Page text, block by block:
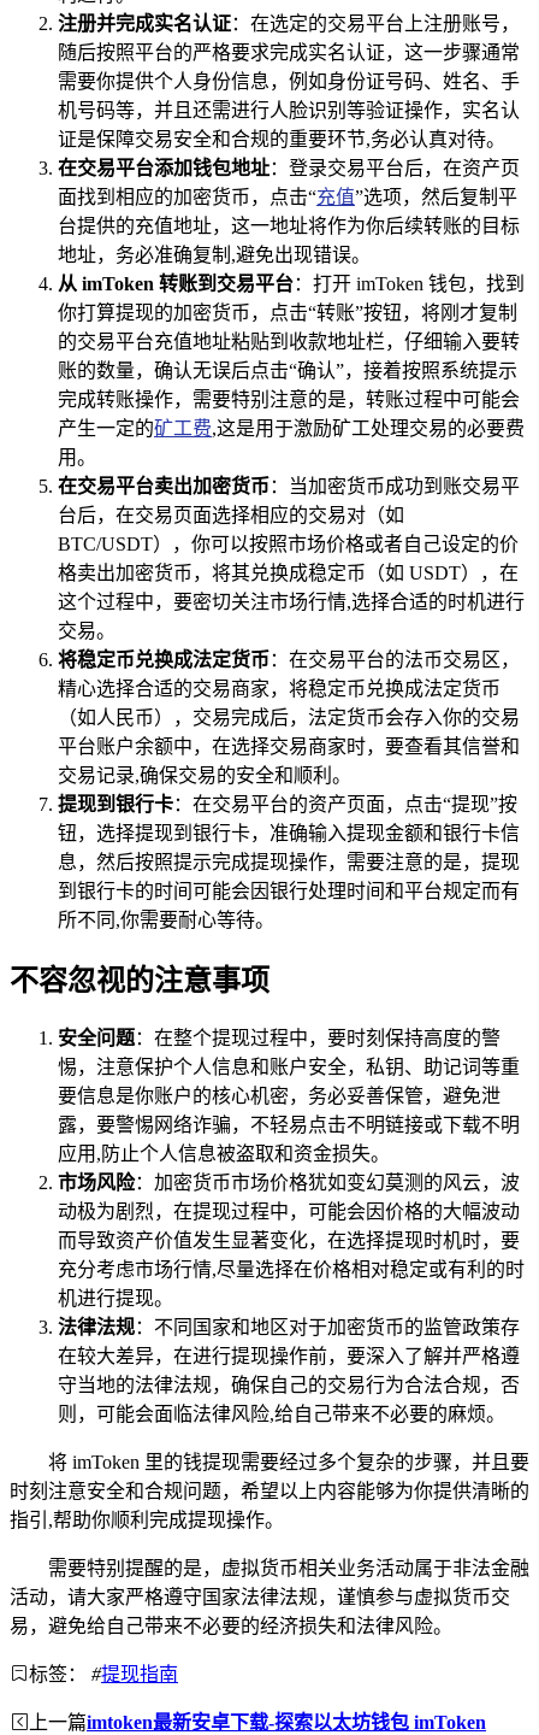
注册并完成实名认证：在选定的交易平台上注册账号，
随后按照平台的严格要求完成实名认证，这一步骤通常
需要你提供个人身份信息，例如身份证号码、姓名、手
机号码等，并且还需进行人脸识别等验证操作，实名认
证是保障交易安全和合规的重要环节,务必认真对待。
在交易平台添加钱包地址：登录交易平台后，在资产页
面找到相应的加密货币，点击“充值”选项，然后复制平
台提供的充值地址，这一地址将作为你后续转账的目标
地址，务必准确复制,避免出现错误。
从 imToken 转账到交易平台：打开 imToken 钱包，找到
你打算提现的加密货币，点击“转账”按钮，将刚才复制
的交易平台充值地址粘贴到收款地址栏，仔细输入要转
账的数量，确认无误后点击“确认”，接着按照系统提示
完成转账操作，需要特别注意的是，转账过程中可能会
产生一定的矿工费,这是用于激励矿工处理交易的必要费
用。
在交易平台卖出加密货币 ：当加密货币成功到账交易平
台后，在交易页面选择相应的交易对（如
BTC/USDT），你可以按照市场价格或者自己设定的价
格卖出加密货币，将其兑换成稳定币（如 USDT），在
这个过程中，要密切关注市场行情,选择合适的时机进行
交易。
将稳定币兑换成法定货币 ：在交易平台的法币交易区，
精心选择合适的交易商家，将稳定币兑换成法定货币
（如人民币），交易完成后，法定货币会存入你的交易
平台账户余额中，在选择交易商家时，要查看其信誉和
交易记录,确保交易的安全和顺利。
提现到银行卡：在交易平台的资产页面，点击“提现”按
钮，选择提现到银行卡，准确输入提现金额和银行卡信
息，然后按照提示完成提现操作，需要注意的是，提现
到银行卡的时间可能会因银行处理时间和平台规定而有
所不同,你需要耐心等待。
不容忽视的注意事项
安全问题：在整个提现过程中，要时刻保持高度的警
惕，注意保护个人信息和账户安全，私钥、助记词等重
要信息是你账户的核心机密，务必妥善保管，避免泄
露，要警惕网络诈骗，不轻易点击不明链接或下载不明
应用,防止个人信息被盗取和资金损失。
市场风险：加密货币市场价格犹如变幻莫测的风云，波
动极为剧烈，在提现过程中，可能会因价格的大幅波动
而导致资产价值发生显著变化，在选择提现时机时，要
充分考虑市场行情,尽量选择在价格相对稳定或有利的时
机进行提现。
法律法规：不同国家和地区对于加密货币的监管政策存
在较大差异，在进行提现操作前，要深入了解并严格遵
守当地的法律法规，确保自己的交易行为合法合规，否
则，可能会面临法律风险,给自己带来不必要的麻烦。
将 imToken 里的钱提现需要经过多个复杂的步骤，并且要
时刻注意安全和合规问题，希望以上内容能够为你提供清晰的
指引,帮助你顺利完成提现操作。
需要特别提醒的是，虚拟货币相关业务活动属于非法金融
活动，请大家严格遵守国家法律法规，谨慎参与虚拟货币交
易，避免给自己带来不必要的经济损失和法律风险。
标签： #提现指南
上一篇imtoken最新安卓下载-探索以太坊钱包 imToken